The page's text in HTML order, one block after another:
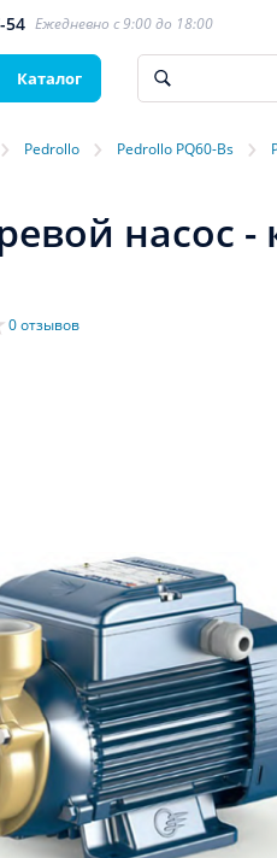
54 Ежедневно с 9:00 до 18:00
Каталог
› Pedrollo › Pedrollo PQ60-Bs ›
насос
0 отзывов